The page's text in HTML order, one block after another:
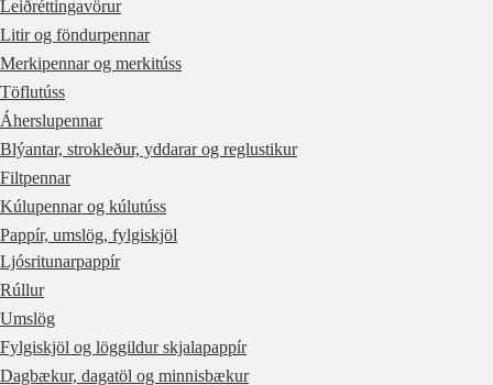
Leiðréttingavörur
Litir og föndurpennar
Merkipennar og merkitúss
Töflutúss
Áherslupennar
Blýantar, strokleður, yddarar og reglustikur
Filtpennar
Kúlupennar og kúlutúss
Pappír, umslög, fylgiskjöl
Ljósritunarpappír
Rúllur
Umslög
Fylgiskjöl og löggildur skjalapappír
Dagbækur, dagatöl og minnisbækur